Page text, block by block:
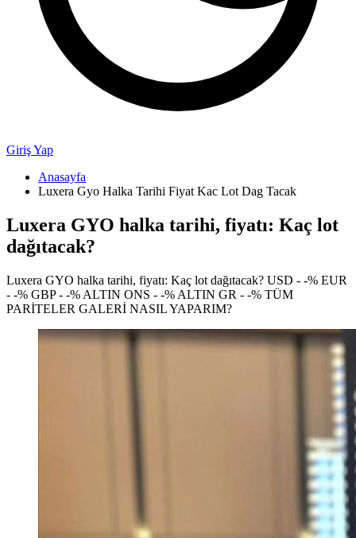
Giriş Yap
Anasayfa
Luxera Gyo Halka Tarihi Fiyat Kac Lot Dag Tacak
Luxera GYO halka tarihi, fiyatı: Kaç lot
dağıtacak?
Luxera GYO halka tarihi, fiyatı: Kaç lot dağıtacak? USD - -% EUR
- -% GBP - -% ALTIN ONS - -% ALTIN GR - -% TÜM
PARİTELER GALERİ NASIL YAPARIM?